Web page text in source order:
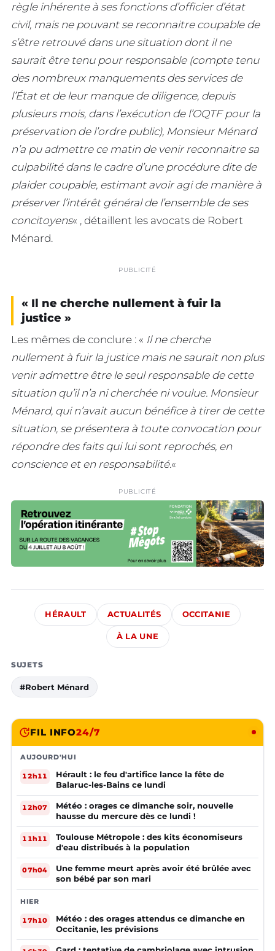
règle inhérente à ses fonctions d’officier d’état
civil, mais ne pouvant se reconnaitre coupable de
s’être retrouvé dans une situation dont il ne
saurait être tenu pour responsable (compte tenu
des nombreux manquements des services de
l’État et de leur manque de diligence, depuis
plusieurs mois, dans l’exécution de l’OQTF pour la
préservation de l’ordre public), Monsieur Ménard
n’a pu admettre ce matin de venir reconnaitre sa
culpabilité dans le cadre d’une procédure dite de
plaider coupable, estimant avoir agi de manière à
préserver l’intérêt général de l’ensemble de ses
concitoyens« , détaillent les avocats de Robert
Ménard.
PUBLICITÉ
« Il ne cherche nullement à fuir la
justice »
Les mêmes de conclure : « Il ne cherche
nullement à fuir la justice mais ne saurait non plus
venir admettre être le seul responsable de cette
situation qu’il n’a ni cherchée ni voulue. Monsieur
Ménard, qui n’avait aucun bénéfice à tirer de cette
situation, se présentera à toute convocation pour
répondre des faits qui lui sont reprochés, en
conscience et en responsabilité.«
PUBLICITÉ
HÉRAULT ACTUALITÉS OCCITANIE
À LA UNE
SUJETS
#Robert Ménard
FIL INFO24/7
AUJOURD'HUI
12h11
Hérault : le feu d'artifice lance la fête de
Balaruc-les-Bains ce lundi
12h07
Météo : orages ce dimanche soir, nouvelle
hausse du mercure dès ce lundi !
11h11
Toulouse Métropole : des kits économiseurs
d'eau distribués à la population
07h04
Une femme meurt après avoir été brûlée avec
son bébé par son mari
HIER
17h10
Météo : des orages attendus ce dimanche en
Occitanie, les prévisions